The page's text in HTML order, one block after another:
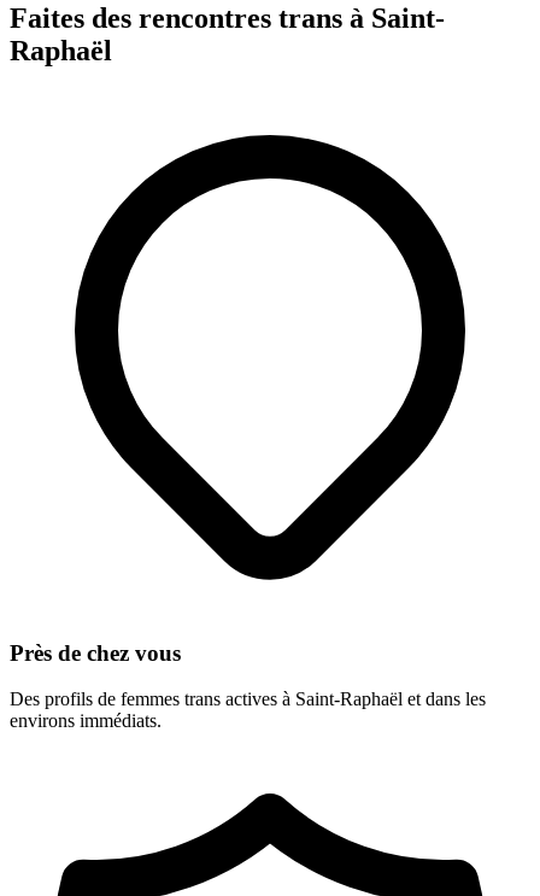
Faites des rencontres trans à Saint-
Raphaël
Près de chez vous
Des profils de femmes trans actives à Saint-Raphaël et dans les
environs immédiats.